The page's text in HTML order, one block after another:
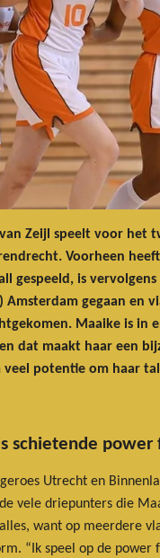
Zeijl speelt voor het
Voorheen
gespeeld, is
Amsterdam gegaan en
Maaike is in
dat maakt haar een
veel potentie om haar
schietende power
Utrecht en
vele driepunters die
want op meerdere
“Ik speel op de power